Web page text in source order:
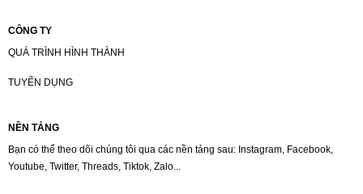
CÔNG TY
QUÁ TRÌNH HÌNH THÀNH
TUYỂN DỤNG
NỀN TẢNG
Bạn có thể theo dõi chúng tôi qua các nền tảng sau: Instagram, Facebook,
Youtube, Twitter, Threads, Tiktok, Zalo...